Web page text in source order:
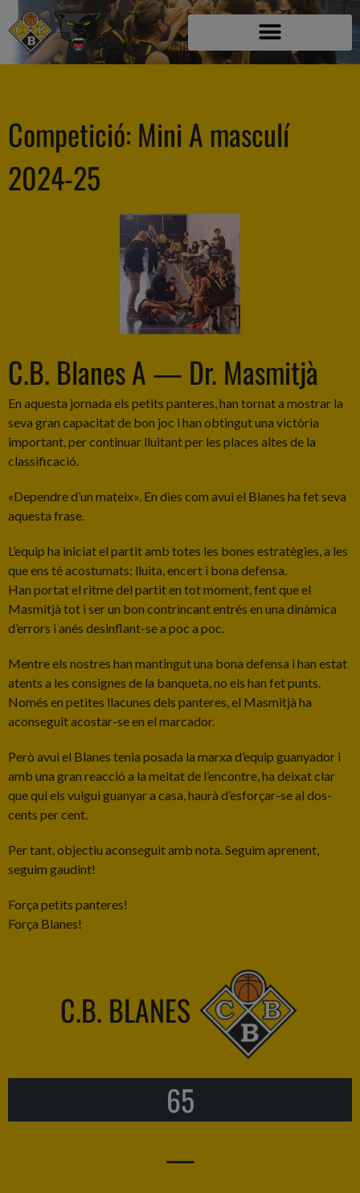
Competició: Mini A masculí
2024-25
C.B. Blanes A — Dr. Masmitjà
En aquesta jornada els petits panteres, han tornat a mostrar la
seva gran capacitat de bon joc i han obtingut una victòria
important, per continuar lluitant per les places altes de la
classificació.
«Dependre d’un mateix». En dies com avui el Blanes ha fet seva
aquesta frase.
L’equip ha iniciat el partit amb totes les bones estratègies, a les
que ens té acostumats; lluita, encert i bona defensa.
Han portat el ritme del partit en tot moment, fent que el
Masmitjà tot i ser un bon contrincant entrés en una dinàmica
d’errors i anés desinflant-se a poc a poc.
Mentre els nostres han mantingut una bona defensa i han estat
atents a les consignes de la banqueta, no els han fet punts.
Només en petites llacunes dels panteres, el Masmitjà ha
aconseguit acostar-se en el marcador.
Però avui el Blanes tenia posada la marxa d’equip guanyador i
amb una gran reacció a la meitat de l’encontre, ha deixat clar
que qui els vulgui guanyar a casa, haurà d’esforçar-se al dos-
cents per cent.
Per tant, objectiu aconseguit amb nota. Seguim aprenent,
seguim gaudint!
Força petits panteres!
Força Blanes!
C.B. BLANES
65
—